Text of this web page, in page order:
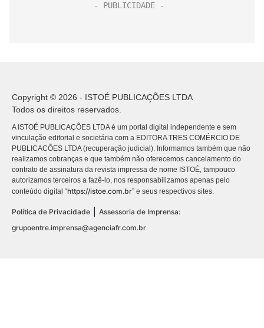
Copyright © 2026 - ISTOÉ PUBLICAÇÕES LTDA
Todos os direitos reservados.
A ISTOÉ PUBLICAÇÕES LTDA é um portal digital independente e sem
vinculação editorial e societária com a EDITORA TRES COMÉRCIO DE
PUBLICACÕES LTDA (recuperação judicial). Informamos também que não
realizamos cobranças e que também não oferecemos cancelamento do
contrato de assinatura da revista impressa de nome ISTOÉ, tampouco
autorizamos terceiros a fazê-lo, nos responsabilizamos apenas pelo
conteúdo digital “https://istoe.com.br” e seus respectivos sites.
Política de Privacidade
Assessoria de Imprensa:
grupoentre.imprensa@agenciafr.com.br